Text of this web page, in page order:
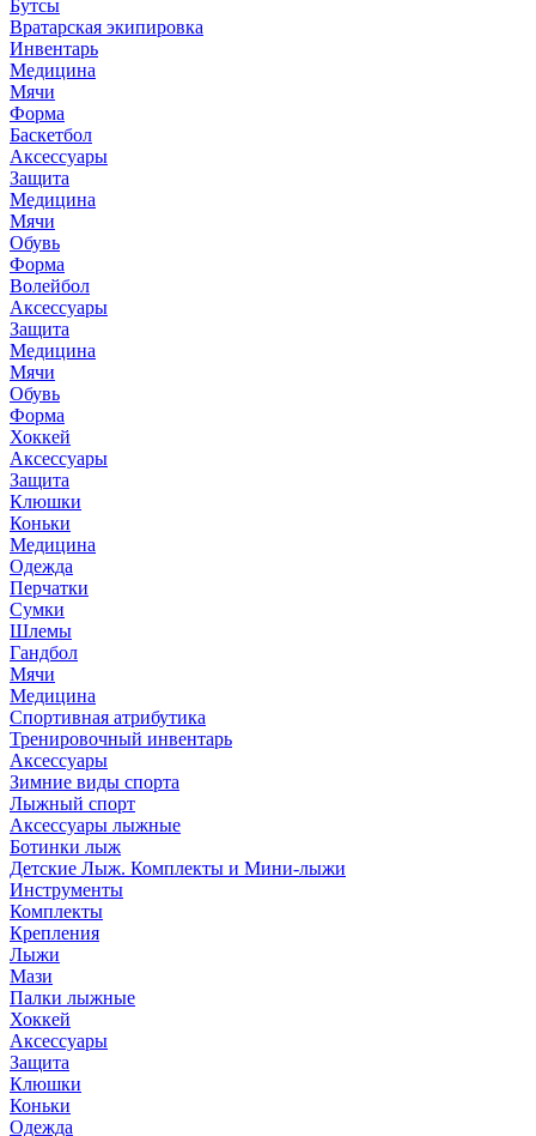
Бутсы
Вратарская экипировка
Инвентарь
Медицина
Мячи
Форма
Баскетбол
Аксессуары
Защита
Медицина
Мячи
Обувь
Форма
Волейбол
Аксессуары
Защита
Медицина
Мячи
Обувь
Форма
Хоккей
Аксессуары
Защита
Клюшки
Коньки
Медицина
Одежда
Перчатки
Сумки
Шлемы
Гандбол
Мячи
Медицина
Спортивная атрибутика
Тренировочный инвентарь
Аксессуары
Зимние виды спорта
Лыжный спорт
Аксессуары лыжные
Ботинки лыж
Детские Лыж. Комплекты и Мини-лыжи
Инструменты
Комплекты
Крепления
Лыжи
Мази
Палки лыжные
Хоккей
Аксессуары
Защита
Клюшки
Коньки
Одежда